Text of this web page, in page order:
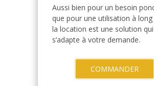
Aussi bien pour un besoin
que pour une utilisation à
la location est une solution qui
s’adapte à votre demande.
COMMANDER